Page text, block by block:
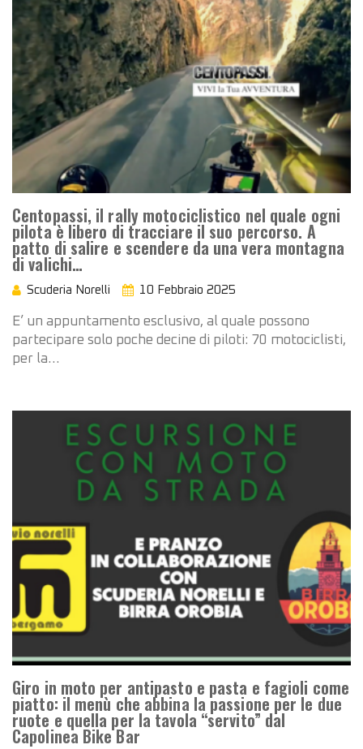
Centopassi, il rally motociclistico nel quale ogni
pilota è libero di tracciare il suo percorso. A
patto di salire e scendere da una vera montagna
di valichi…
Scuderia Norelli 10 Febbraio 2025
E’ un appuntamento esclusivo, al quale possono
partecipare solo poche decine di piloti: 70 motociclisti,
per la…
Giro in moto per antipasto e pasta e fagioli come
piatto: il menù che abbina la passione per le due
ruote e quella per la tavola “servito” dal
Capolinea Bike Bar